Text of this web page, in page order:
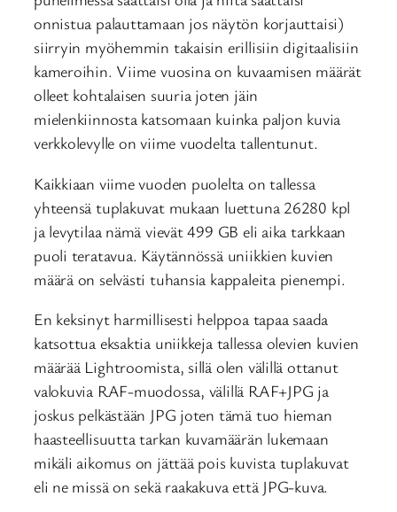
onnistua palauttamaan jos näytön korjauttaisi)
siirryin myöhemmin takaisin erillisiin digitaalisiin
kameroihin. Viime vuosina on kuvaamisen määrät
olleet kohtalaisen suuria joten jäin
mielenkiinnosta katsomaan kuinka paljon kuvia
verkkolevylle on viime vuodelta tallentunut.
Kaikkiaan viime vuoden puolelta on tallessa
yhteensä tuplakuvat mukaan luettuna 26280 kpl
ja levytilaa nämä vievät 499 GB eli aika tarkkaan
puoli teratavua. Käytännössä uniikkien kuvien
määrä on selvästi tuhansia kappaleita pienempi.
En keksinyt harmillisesti helppoa tapaa saada
katsottua eksaktia uniikkeja tallessa olevien kuvien
määrää Lightroomista, sillä olen välillä ottanut
valokuvia RAF-muodossa, välillä RAF+JPG ja
joskus pelkästään JPG joten tämä tuo hieman
haasteellisuutta tarkan kuvamäärän lukemaan
mikäli aikomus on jättää pois kuvista tuplakuvat
eli ne missä on sekä raakakuva että JPG-kuva.